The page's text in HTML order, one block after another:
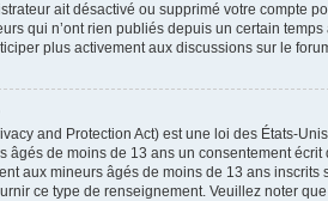
ait désactivé ou supprimé votre
qui n’ont rien publiés depuis un certain
plus activement aux discussions sur le
and Protection Act) est une loi des États-
âgés de moins de 13 ans un consentement
aux mineurs âgés de moins de 13 ans
ce type de renseignement. Veuillez noter